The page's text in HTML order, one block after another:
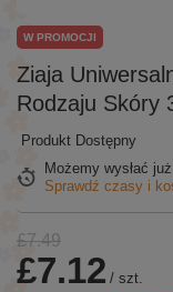
Ziaja
Rodzaju Skóry
W PROMOCJI
Produkt Dostępny
Możemy wysłać już
Sprawdź czasy i
£7.49
£7.12 / szt.